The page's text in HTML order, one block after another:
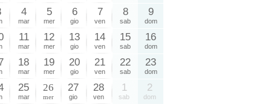
4
mar
5
mer
6
gio
7
ven
8
sab
9
dom
11
mar
12
mer
13
gio
14
ven
15
sab
16
dom
18
mar
19
mer
20
gio
21
ven
22
sab
23
dom
25
mar
26
mer
27
gio
28
ven
1
sab
2
dom